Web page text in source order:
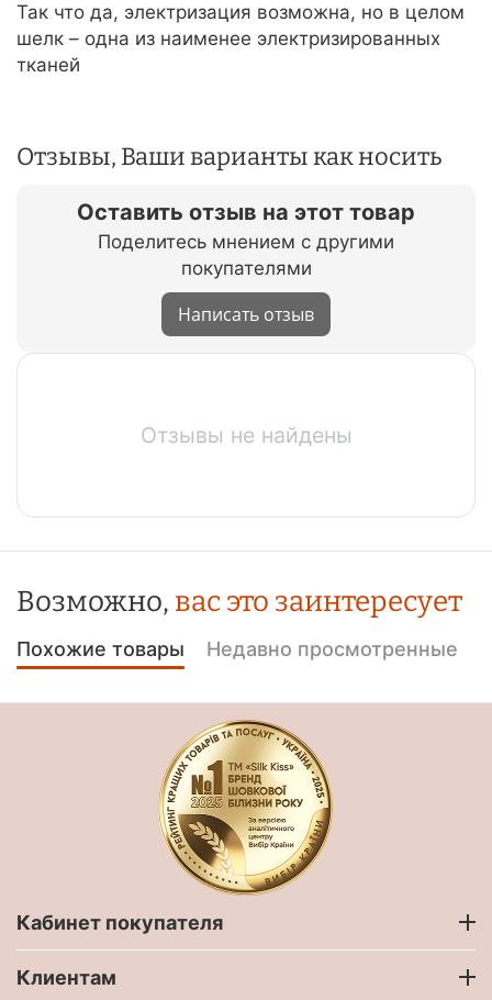
Так что да, электризация возможна, но в целом
шелк – одна из наименее электризированных
тканей
Отзывы, Ваши варианты как носить
Оставить отзыв на этот товар
Поделитесь мнением с другими
покупателями
Написать отзыв
Отзывы не найдены
Возможно, вас это заинтересует
Похожие товары Недавно просмотренные
Кабинет покупателя
Клиентам